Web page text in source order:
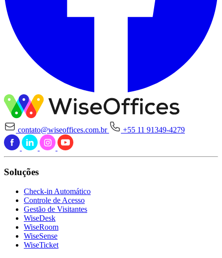
contato@wiseoffices.com.br +55 11 91349-4279
Soluções
Check-in Automático
Controle de Acesso
Gestão de Visitantes
WiseDesk
WiseRoom
WiseSense
WiseTicket